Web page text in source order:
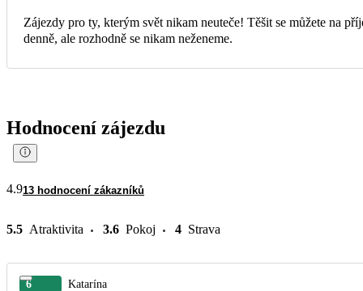
Zájezdy pro ty, kterým svět nikam neuteče! Těšit se můžete na
denně, ale rozhodně se nikam neženeme.
Hodnocení zájezdu
4.913 hodnocení zákazníků
5.5 Atraktivita 3.6 Pokoj 4 Strava
6 Katarína